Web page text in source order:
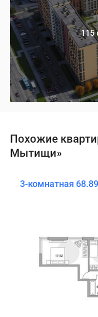
115
Похожие
Мытищи»
3-комнатная